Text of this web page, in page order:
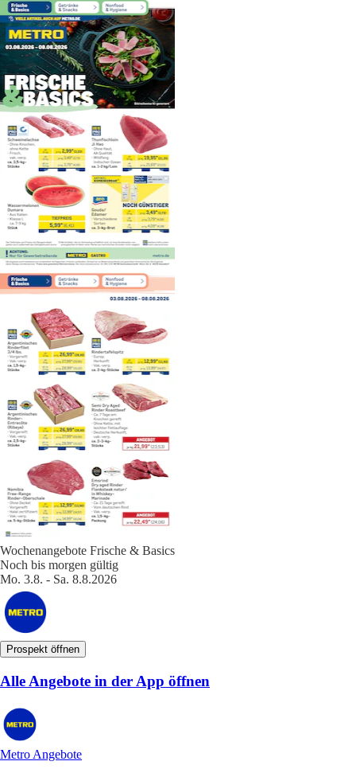
Wochenangebote Frische & Basics
Noch bis morgen gültig
Mo. 3.8. - Sa. 8.8.2026
Prospekt öffnen
Alle Angebote in der App öffnen
Metro Angebote